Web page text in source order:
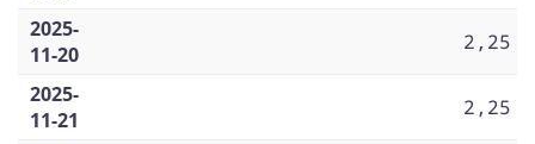
2025-
11-20
2,25
2025-
11-21
2,25